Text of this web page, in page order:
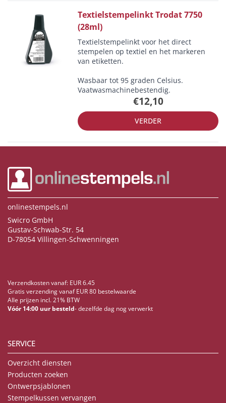
Textielstempelinkt Trodat 7750
(28ml)
Textielstempelinkt voor het direct
stempelen op textiel en het markeren
van etiketten.
Wasbaar tot 95 graden Celsius.
Vaatwasmachinebestendig.
€12,10
VERDER
onlinestempels.nl
Swicro GmbH
Gustav-Schwab-Str. 54
D-78054 Villingen-Schwenningen
Verzendkosten vanaf: EUR 6.45
Gratis verzending vanaf EUR 80 bestelwaarde
Alle prijzen incl. 21% BTW
Vóór 14:00 uur besteld- dezelfde dag nog verwerkt
SERVICE
Overzicht diensten
Producten zoeken
Ontwerpsjablonen
Stempelkussen vervangen